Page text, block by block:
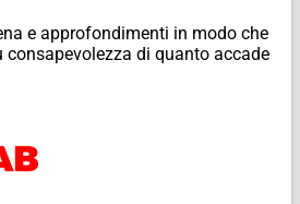
e approfondimenti in modo che
di quanto accade